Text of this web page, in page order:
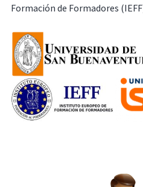
Formación de Formadores